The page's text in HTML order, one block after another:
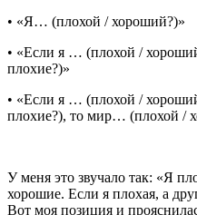
• «Я… (плохой / хороший?)»
• «Если я … (плохой /
плохие?)»
• «Если я … (плохой /
плохие?), то мир… (плохой /
У меня это звучало так: «Я
хорошие. Если я плохая, а
Вот моя позиция и